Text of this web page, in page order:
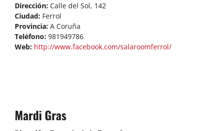
Dirección: Calle del Sol, 142
Ciudad:Ferrol
Provincia:A Coruña
Teléfono:981949786
Web:http://www.facebook.com/salaroomferrol/
Mardi Gras